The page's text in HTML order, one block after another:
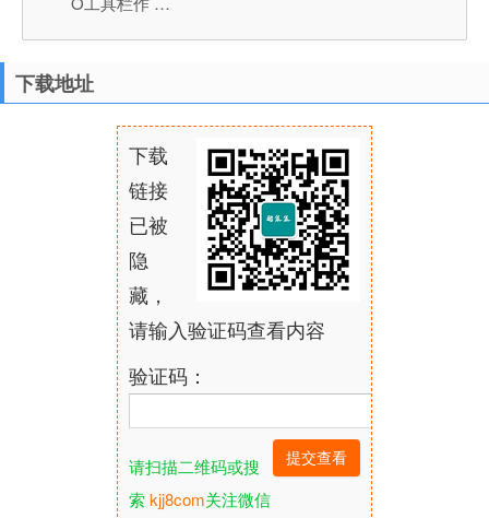
下载地址
下载
链接
已被
隐
藏，
请输入验证码查看内容
验证码：
请扫描二维码或搜
索kjj8com关注微信